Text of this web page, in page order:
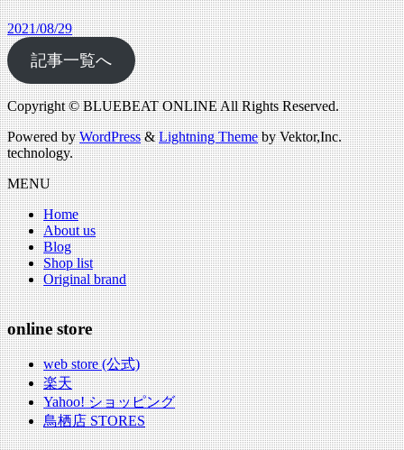
2021/08/29
記事一覧へ
Copyright © BLUEBEAT ONLINE All Rights Reserved.
Powered byWordPress&Lightning Themeby Vektor,Inc.
technology.
MENU
Home
About us
Blog
Shop list
Original brand
online store
web store (公式)
楽天
Yahoo! ショッピング
鳥栖店 STORES